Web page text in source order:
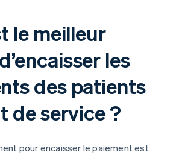
le meilleur
les
des patients
de service ?
pour encaisser le paiement est